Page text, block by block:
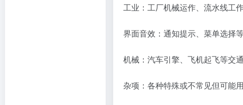
工业：工厂机械运作、流水线工
界面音效：通知提示、菜单选择
机械：汽车引擎、飞机起飞等交
杂项：各种特殊或不常见但可能